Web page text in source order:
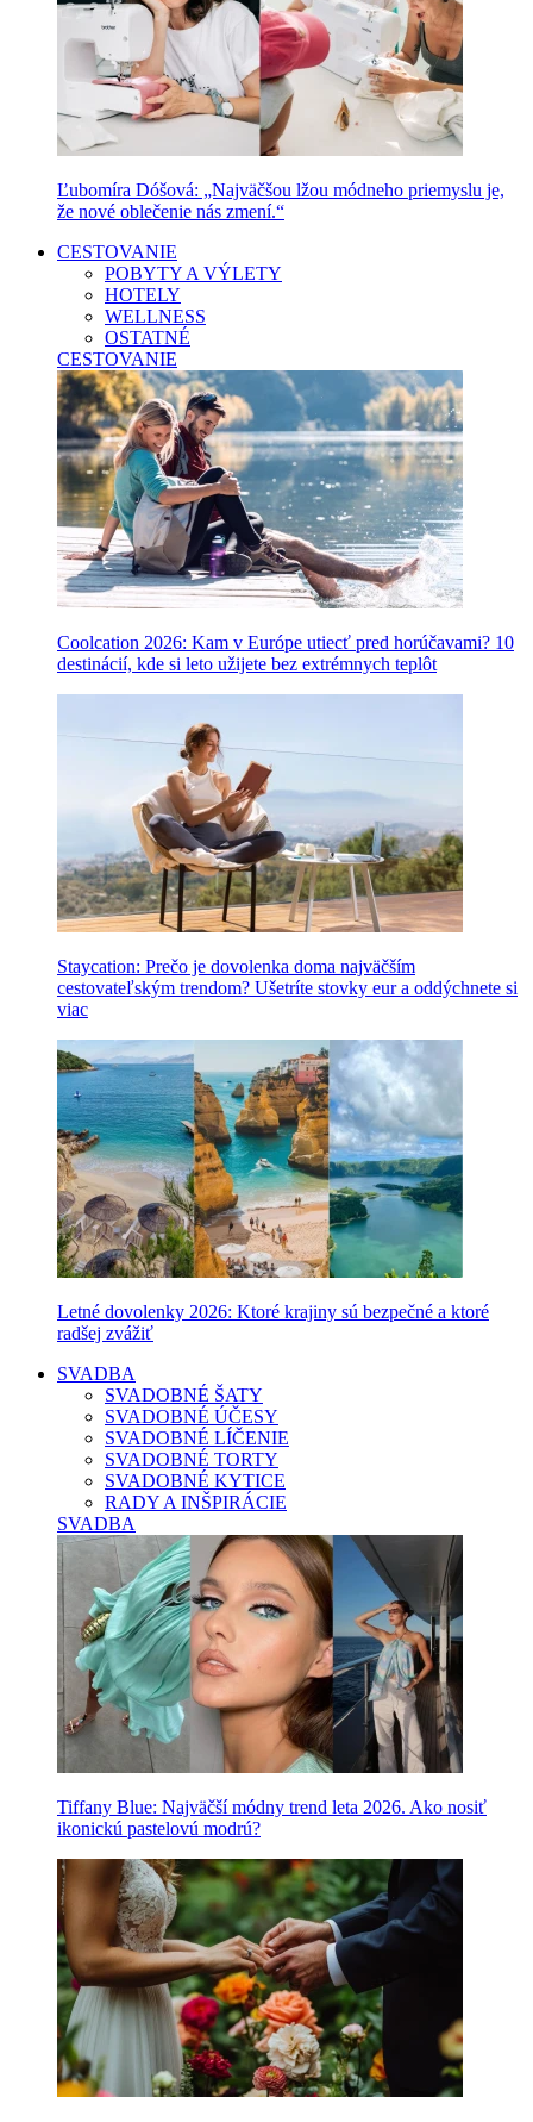
Ľubomíra Dóšová: „Najväčšou lžou módneho priemyslu je,
že nové oblečenie nás zmení.“
CESTOVANIE
POBYTY A VÝLETY
HOTELY
WELLNESS
OSTATNÉ
CESTOVANIE
Coolcation 2026: Kam v Európe utiecť pred horúčavami? 10
destinácií, kde si leto užijete bez extrémnych teplôt
Staycation: Prečo je dovolenka doma najväčším
cestovateľským trendom? Ušetríte stovky eur a oddýchnete si
viac
Letné dovolenky 2026: Ktoré krajiny sú bezpečné a ktoré
radšej zvážiť
SVADBA
SVADOBNÉ ŠATY
SVADOBNÉ ÚČESY
SVADOBNÉ LÍČENIE
SVADOBNÉ TORTY
SVADOBNÉ KYTICE
RADY A INŠPIRÁCIE
SVADBA
Tiffany Blue: Najväčší módny trend leta 2026. Ako nosiť
ikonickú pastelovú modrú?